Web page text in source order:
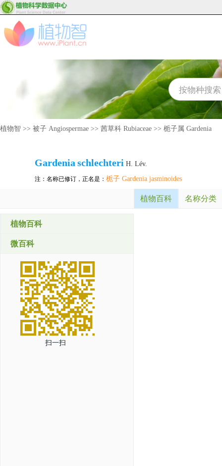
植物智 >> 被子 Angiospermae >> 茜草科 Rubiaceae >> 栀子属 Gardenia
Gardenia schlechteri H. Lév.
注：名称已修订，正名是： 栀子 Gardenia jasminoides
植物百科 名称分类
植物百科
微百科
扫一扫